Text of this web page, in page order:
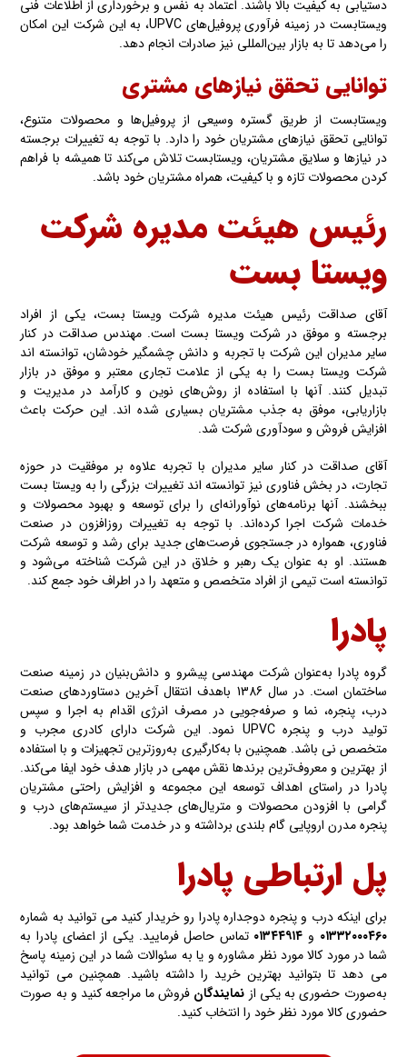
دستیابی به کیفیت بالا باشند. اعتماد به نفس و برخورداری از اطلاعات فنی
ویستابست در زمینه فرآوری پروفیل‌های UPVC، به این شرکت این امکان
را می‌دهد تا به بازار بین‌المللی نیز صادرات انجام دهد.
توانایی تحقق نیازهای مشتری
ویستابست از طریق گستره وسیعی از پروفیل‌ها و محصولات متنوع،
توانایی تحقق نیازهای مشتریان خود را دارد. با توجه به تغییرات برجسته
در نیازها و سلایق مشتریان، ویستابست تلاش می‌کند تا همیشه با فراهم
کردن محصولات تازه و با کیفیت، همراه مشتریان خود باشد.
رئیس هیئت مدیره‌ شرکت
ویستا‌‌ بست
آقای صداقت رئیس هیئت مدیره شرکت ویستا بست، یکی از افراد
برجسته و موفق در شرکت ویستا بست است. مهندس صداقت در کنار
سایر مدیران این شرکت با تجربه و دانش چشمگیر خودشان، توانسته اند
شرکت ویستا بست را به یکی از علامت تجاری معتبر و موفق در بازار
تبدیل کنند. آنها با استفاده از روش‌های نوین و کارآمد در مدیریت و
بازاریابی، موفق به جذب مشتریان بسیاری شده اند. این حرکت باعث
افزایش فروش و سودآوری شرکت شد.
آقای صداقت در کنار سایر مدیران با تجربه علاوه بر موفقیت در حوزه
تجارت، در بخش فناوری نیز توانسته اند تغییرات بزرگی را به ویستا بست
ببخشند. آنها برنامه‌های نوآورانه‌ای را برای توسعه و بهبود محصولات و
خدمات شرکت اجرا کرده‌اند. با توجه به تغییرات روزافزون در صنعت
فناوری، همواره در جستجوی فرصت‌های جدید برای رشد و توسعه شرکت
هستند. او به عنوان یک رهبر و خلاق در این شرکت شناخته می‌شود و
توانسته‌ است تیمی از افراد متخصص و متعهد را در اطراف خود جمع کند.
پادرا
گروه پادرا به‌عنوان شرکت مهندسی پیشرو و دانش‌بنیان در زمینه صنعت
ساختمان است. در سال 1386 باهدف انتقال آخرین دستاوردهای صنعت
درب، پنجره، نما و صرفه‌جویی در مصرف انرژی اقدام به اجرا و سپس
تولید درب و پنجره UPVC نمود. این شرکت دارای کادری مجرب و
متخصص نی باشد. همچنین با به‌کارگیری به‌روزترین تجهیزات و با استفاده
از بهترین و معروف‌ترین برندها نقش مهمی در بازار هدف خود ایفا می‌کند.
پادرا در راستای اهداف توسعه این مجموعه و افزایش راحتی مشتریان
گرامی با افزودن محصولات و متریال‌های جدیدتر از سیستم‌های درب و
پنجره مدرن اروپایی گام بلندی برداشته و در خدمت شما خواهد بود.
پل ارتباطی پادرا
برای اینکه درب و پنجره دوجداره پادرا رو خریدار کنید می توانید به شماره
۰۱۳۳۲۰۰۰۴۶۰ و ۰۱۳۴۴۹۱۴ تماس حاصل فرمایید. یکی از اعضای پادرا به
شما در مورد کالا مورد نظر مشاوره و یا به سئوالات شما در این زمینه پاسخ
می دهد تا بتوانید بهترین خرید را داشته باشید. همچنین می توانید
به‌صورت حضوری به یکی از نمایندگان فروش ما مراجعه کنید و به صورت
حضوری کالا مورد نظر خود را انتخاب کنید.